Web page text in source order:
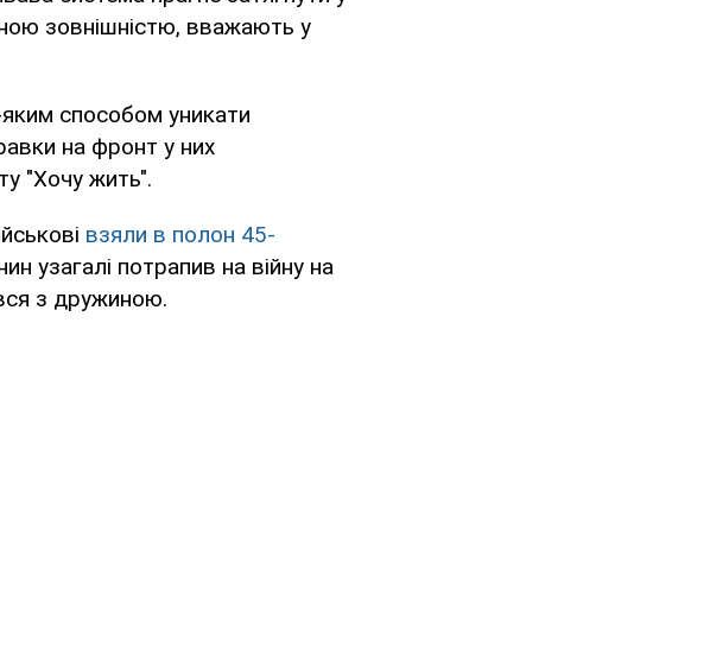
зовнішністю, вважають у
способом уникати
на фронт у них
"Хочу жить".
взяли в полон 45-
узагалі потрапив на війну на
з дружиною.